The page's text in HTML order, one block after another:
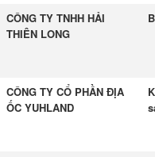
CÔNG TY TNHH HẢI
THIÊN LONG
CÔNG TY CỔ PHẦN ĐỊA
ỐC YUHLAND